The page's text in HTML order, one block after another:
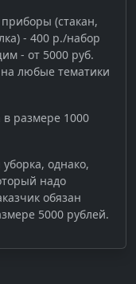
(стакан,
- 400 р./набор
- от 5000 руб.
любые тематики
размере 1000
однако,
надо
обязан
5000 рублей.